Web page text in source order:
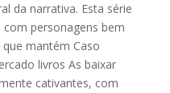
da narrativa. Esta série
personagens bem
mantém Caso
livros As baixar
cativantes, com